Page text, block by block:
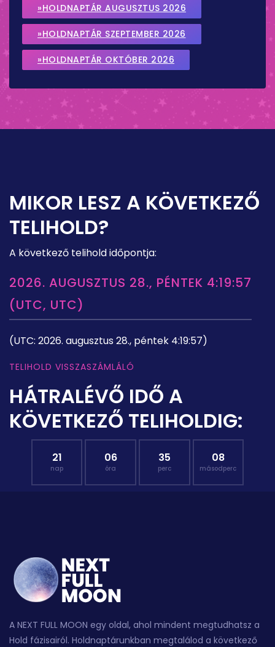
»HOLDNAPTÁR AUGUSZTUS 2026
»HOLDNAPTÁR SZEPTEMBER 2026
»HOLDNAPTÁR OKTÓBER 2026
MIKOR LESZ A KÖVETKEZŐ
TELIHOLD?
A következő telihold időpontja:
2026. AUGUSZTUS 28., PÉNTEK 4:19:57
(UTC, UTC)
(UTC: 2026. augusztus 28., péntek 4:19:57)
TELIHOLD VISSZASZÁMLÁLÓ
HÁTRALÉVŐ IDŐ A
KÖVETKEZŐ TELIHOLDIG:
21
nap
06
óra
35
perc
07
másodperc
A NEXT FULL MOON egy oldal, ahol mindent megtudhatsz a
Hold fázisairól. Holdnaptárunkban megtalálod a következő